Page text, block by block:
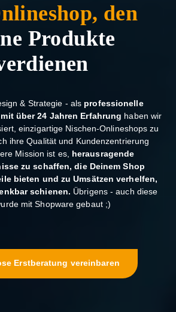
den
Produkte
& Strategie - als professionelle
über 24 Jahren Erfahrung haben wir
einzigartige Nischen-Onlineshops zu
ihre Qualität und Kundenzentrierung
Mission ist es, herausragende
zu schaffen, die Deinem Shop
bieten und zu Umsätzen verhelfen,
schienen. Übrigens - auch diese
mit Shopware gebaut ;)
Erstberatung vereinbaren